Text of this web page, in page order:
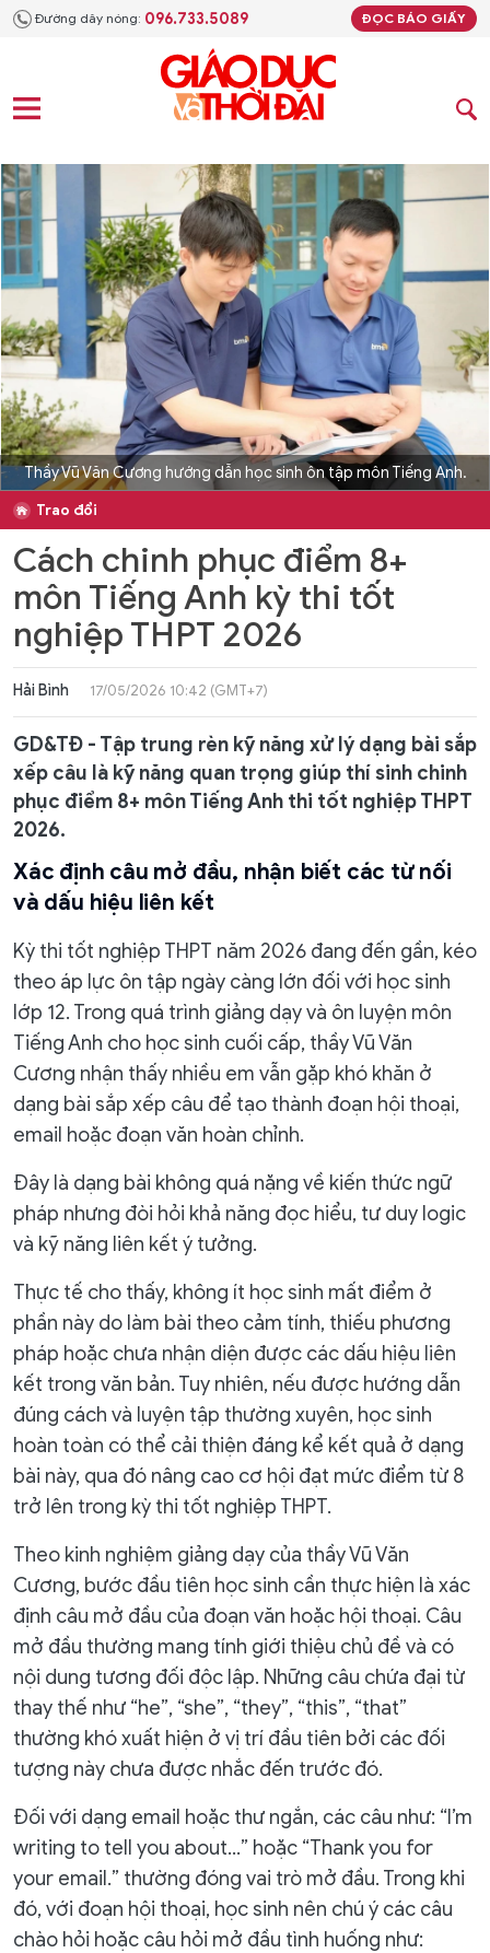
Đường dây nóng: 096.733.5089 ĐỌC BÁO GIẤY
Thầy Vũ Văn Cương hướng dẫn học sinh ôn tập môn Tiếng Anh.
Trao đổi
Cách chinh phục điểm 8+
môn Tiếng Anh kỳ thi tốt
nghiệp THPT 2026
Hải Bình 17/05/2026 10:42 (GMT+7)
GD&TĐ - Tập trung rèn kỹ năng xử lý dạng bài sắp
xếp câu là kỹ năng quan trọng giúp thí sinh chinh
phục điểm 8+ môn Tiếng Anh thi tốt nghiệp THPT
2026.
​Xác định câu mở đầu, nhận biết các từ nối
và dấu hiệu liên kết
Kỳ thi tốt nghiệp THPT năm 2026 đang đến gần, kéo
theo áp lực ôn tập ngày càng lớn đối với học sinh
lớp 12. Trong quá trình giảng dạy và ôn luyện môn
Tiếng Anh cho học sinh cuối cấp, thầy Vũ Văn
Cương nhận thấy nhiều em vẫn gặp khó khăn ở
dạng bài sắp xếp câu để tạo thành đoạn hội thoại,
email hoặc đoạn văn hoàn chỉnh.
Đây là dạng bài không quá nặng về kiến thức ngữ
pháp nhưng đòi hỏi khả năng đọc hiểu, tư duy logic
và kỹ năng liên kết ý tưởng.
Thực tế cho thấy, không ít học sinh mất điểm ở
phần này do làm bài theo cảm tính, thiếu phương
pháp hoặc chưa nhận diện được các dấu hiệu liên
kết trong văn bản. Tuy nhiên, nếu được hướng dẫn
đúng cách và luyện tập thường xuyên, học sinh
hoàn toàn có thể cải thiện đáng kể kết quả ở dạng
bài này, qua đó nâng cao cơ hội đạt mức điểm từ 8
trở lên trong kỳ thi tốt nghiệp THPT.
Theo kinh nghiệm giảng dạy của thầy Vũ Văn
Cương, bước đầu tiên học sinh cần thực hiện là xác
định câu mở đầu của đoạn văn hoặc hội thoại. Câu
mở đầu thường mang tính giới thiệu chủ đề và có
nội dung tương đối độc lập. Những câu chứa đại từ
thay thế như “he”, “she”, “they”, “this”, “that”
thường khó xuất hiện ở vị trí đầu tiên bởi các đối
tượng này chưa được nhắc đến trước đó.
Đối với dạng email hoặc thư ngắn, các câu như: “I’m
writing to tell you about…” hoặc “Thank you for
your email.” thường đóng vai trò mở đầu. Trong khi
đó, với đoạn hội thoại, học sinh nên chú ý các câu
chào hỏi hoặc câu hỏi mở đầu tình huống như: